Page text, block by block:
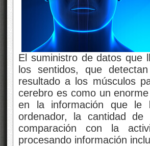
El suministro de datos que
los sentidos, que
resultado a los músculos
cerebro es como un
en la información que le
ordenador, la cantidad
comparación con la
procesando información